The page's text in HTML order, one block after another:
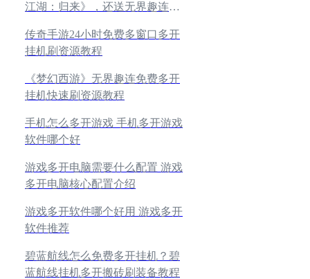
江湖：归来》，还送无界趣连月
传奇手游24小时免费多窗口多开
挂机刷资源教程
《梦幻西游》无界趣连免费多开
挂机快速刷资源教程
手机怎么多开游戏 手机多开游戏
软件哪个好
游戏多开电脑需要什么配置 游戏
多开电脑核心配置介绍
游戏多开软件哪个好用 游戏多开
软件推荐
碧蓝航线怎么免费多开挂机？碧
蓝航线挂机多开搬砖刷装备教程